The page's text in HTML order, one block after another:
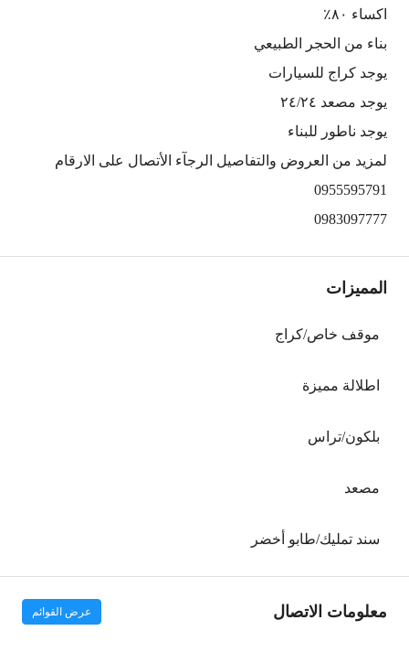
اكساء ٨٠٪؜
بناء من الحجر الطبيعي
يوجد كراج للسيارات
يوجد مصعد ٢٤/٢٤
يوجد ناطور للبناء
لمزيد من العروض والتفاصيل الرجآء الأتصال على الارقام
0955595791
0983097777
المميزات
موقف خاص/كراج
اطلالة مميزة
بلكون/تراس
مصعد
سند تمليك/طابو أخضر
معلومات الاتصال عرض القوائم